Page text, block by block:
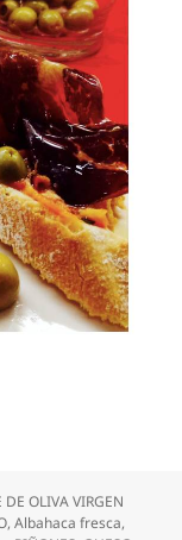
DE OLIVA VIRGEN
,Albahaca fresca,